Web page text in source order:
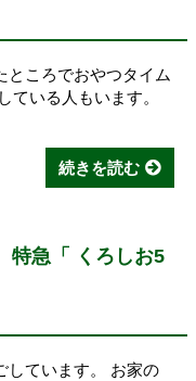
ところでおやつタイム
ている人もいます。
続きを読む
急「 くろしお5
しています。 お家の